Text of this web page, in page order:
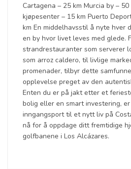
Cartagena – 25 km Murcia by –
kjøpesenter – 15 km Puerto
km En middelhavsstil å nyte hver
en by hvor livet leves med glede.
strandrestauranter som serverer
som arroz caldero, til livlige
promenader, tilbyr dette
opplevelse preget av den
Enten du er på jakt etter et
bolig eller en smart investering,
inngangsport til et nytt liv på
nå for å oppdage ditt fremtidige
golfbanene i Los Alcázares.